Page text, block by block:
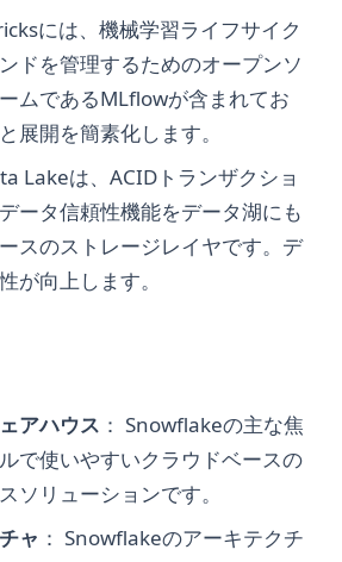
Error
Entity Error in ChatGPT
Denied Error Code 1020? The
Loop: A Straight-Forward
at Capacity Error
with Docker: Step-by-Step Guide
'Too Many Requests in 1 Hour' Error
An In-Depth Guide
）の6つの一般的な使用例（コード
」エラーでお困りですか？こ
グ: Matplotlib.pyplotがソースから解決
グ：Pythonで 'Module Matplotlib Has
ーが発生する場合
Step-by-Step Tutorial
the Power of Pandas to Manage
Missing Values in DataFrames
to Iterate Over DataFrame Rows
Filter DataFrame Rows and Columns
ートリアル：CSV をプロのようにイン
Definitive Guide to pd.read_csv() in
Complete Guide to Resetting
のインデックスをリセット
デコレータ完全ガイド
Complete Guide to @dataclass
Guide to Dates and Times in
の日付と時刻の完全ガイド
Complete Guide with Practical
Ended Queues with
による高速な両端キュー
デックス付きループの正しい方法
Complete Guide to String Formatting
列フォーマット完全ガイド
to Flatten Nested Lists
には、機械学習ライフサイク
ドを管理するためのオープンソ
ムであるMLflowが含まれてお
展開を簡素化します。
Lakeは、ACIDトランザクショ
ータ信頼性機能をデータ湖にも
スのストレージレイヤです。デ
が向上します。
アハウス ： Snowflakeの主な焦
で使いやすいクラウドベースの
ソリューションです。
ャ ： Snowflakeのアーキテクチ